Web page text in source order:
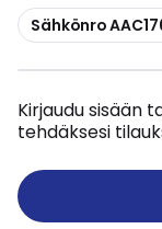
Kopioi
Sähkönro
Kirjaudu sisään
tehdäksesi